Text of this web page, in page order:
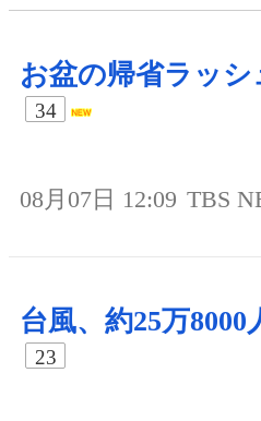
お盆の帰省ラッシ
34
08月07日 12:09 TBS
台風、約25万
23